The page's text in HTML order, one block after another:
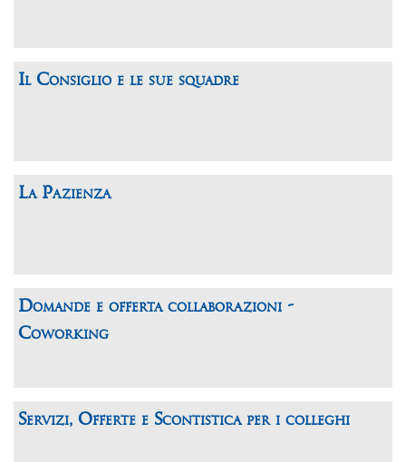
Il Consiglio e le sue squadre
La Pazienza
Domande e offerta collaborazioni -
Coworking
Servizi, Offerte e Scontistica per i colleghi